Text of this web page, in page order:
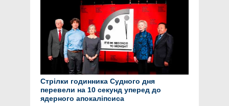
Стрілки годинника Судного дня
перевели на 10 секунд уперед до
ядерного апокаліпсиса